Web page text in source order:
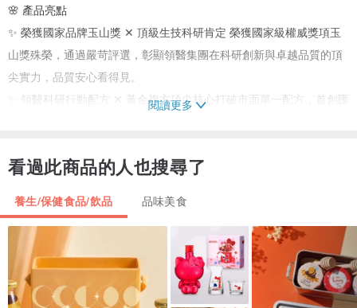
🌸 產品亮點
✨ 榮獲國家品牌玉山獎 ✕ 頂級生技科研肯定 榮獲國家級權威獎項玉
山獎殊榮，通過嚴苛評選，彰顯領醫集團在科研創新與卓越品質的頂
尖實力，品質安心看得見。
✨ 領醫科研行動配方 ✕ 黃金複方頂尖核心打破市面單一配方，首創匯
固的日常行動支持。
以及需要日常活力滋養之族群打造，科學配比有感劑量，實現長效行
動續航力。
✨ 高純防護載體 ✕ 每日僅需 1 粒的優雅保養採用純淨、無負擔的高
純化膠囊完整包裹核心活性成分。突破傳統開架產品需要大量吞嚥多
顆的痛點，每日僅需 1 粒配合冷開水食用，即能完成高效率的內在灌
閱讀更多
看過此商品的人也搜尋了
養生/保健食品/飲品 品味美食